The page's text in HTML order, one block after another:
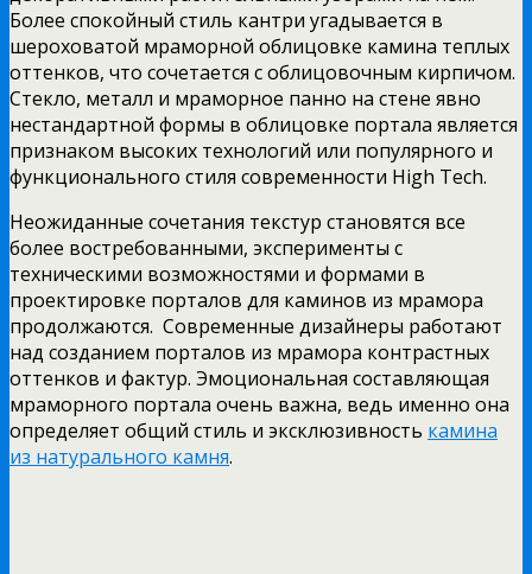
Более спокойный стиль кантри угадывается в
шероховатой мраморной облицовке камина теплых
оттенков, что сочетается с облицовочным кирпичом.
Стекло, металл и мраморное панно на стене явно
нестандартной формы в облицовке портала является
признаком высоких технологий или популярного и
функционального стиля современности High Tech.
Неожиданные сочетания текстур становятся все
более востребованными, эксперименты с
техническими возможностями и формами в
проектировке порталов для каминов из мрамора
продолжаются. Современные дизайнеры работают
над созданием порталов из мрамора контрастных
оттенков и фактур. Эмоциональная составляющая
мраморного портала очень важна, ведь именно она
определяет общий стиль и эксклюзивность камина
из натурального камня.